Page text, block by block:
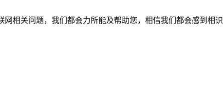
相关问题，我们都会力所能及帮助您，相信我们都会感到相